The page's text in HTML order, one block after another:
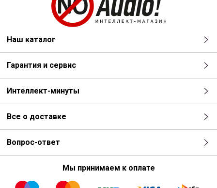
Наш каталог
Гарантия и сервис
Интеллект-минуты
Все о доставке
Вопрос-ответ
Мы принимаем к оплате